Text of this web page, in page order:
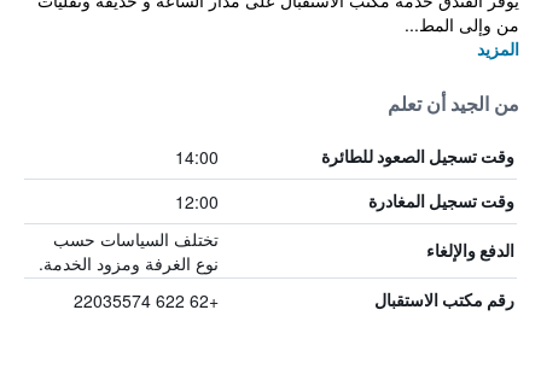
من وإلى المط...
المزيد
من الجيد أن تعلم
وقت تسجيل الصعود للطائرة 14:00
وقت تسجيل المغادرة 12:00
الدفع والإلغاء
تختلف السياسات حسب
نوع الغرفة ومزود الخدمة.
رقم مكتب الاستقبال +62 622 22035574